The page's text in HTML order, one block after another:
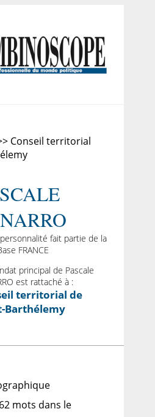
Conseil territorial
fait partie de la
FRANCE
principal de Pascale
est rattaché à :
territorial de
Barthélemy
mots dans le